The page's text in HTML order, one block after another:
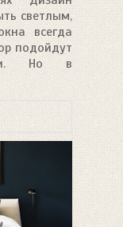
светлым,
всегда
подойдут
Но в